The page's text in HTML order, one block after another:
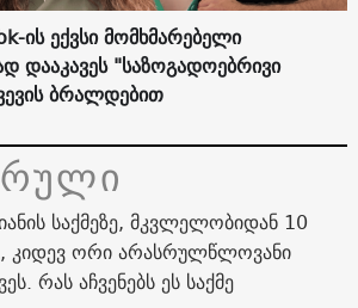
ის ექვსი მომხმარებელი
დააკავეს "საზოგადოებრივი
ბრალდებით
საქმეზე, მკვლელობიდან 10
კიდევ ორი არასრულწლოვანი
რას აჩვენებს ეს საქმე